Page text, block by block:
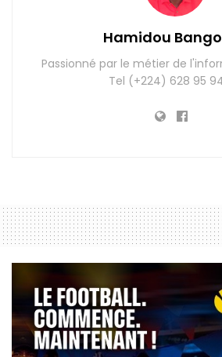
Hamidou
Passionné par le métier de
Tel (+224) 628 95